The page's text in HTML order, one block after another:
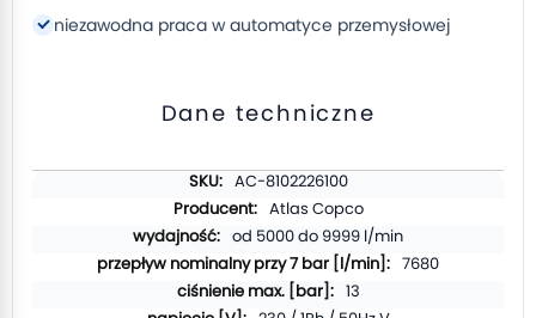
niezawodna praca w automatyce przemysłowej
Dane techniczne
AC-8102226100
Atlas Copco
od 5000 do 9999 l/min
7680
13